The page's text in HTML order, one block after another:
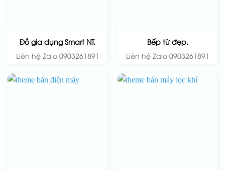
Đồ gia dụng Smart NT.
Liên hệ Zalo 0903261891
Bếp từ đẹp.
Liên hệ Zalo 0903261891